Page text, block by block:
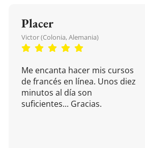
Placer
Victor (Colonia, Alemania)
Me encanta hacer mis cursos
de francés en línea. Unos diez
minutos al día son
suficientes... Gracias.